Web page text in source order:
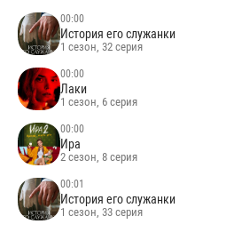
00:00
История его служанки
1 сезон, 32 серия
00:00
Лаки
1 сезон, 6 серия
00:00
Ира
2 сезон, 8 серия
00:01
История его служанки
1 сезон, 33 серия